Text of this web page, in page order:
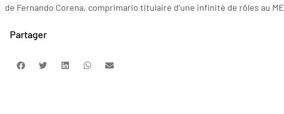
de Fernando Corena, comprimario titulaire d‘une infinité de rôles au
Partager